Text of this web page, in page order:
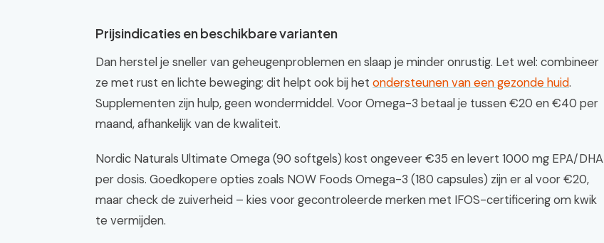
Prijsindicaties en beschikbare varianten
Dan herstel je sneller van geheugenproblemen en slaap je minder onrustig. Let wel: combineer
ze met rust en lichte beweging; dit helpt ook bij het ondersteunen van een gezonde huid.
Supplementen zijn hulp, geen wondermiddel. Voor Omega-3 betaal je tussen €20 en €40 per
maand, afhankelijk van de kwaliteit.
Nordic Naturals Ultimate Omega (90 softgels) kost ongeveer €35 en levert 1000 mg EPA/DHA
per dosis. Goedkopere opties zoals NOW Foods Omega-3 (180 capsules) zijn er al voor €20,
maar check de zuiverheid – kies voor gecontroleerde merken met IFOS-certificering om kwik
te vermijden.